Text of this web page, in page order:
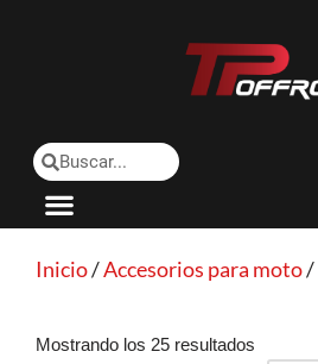
Inicio/Accesorios para moto/
Mostrando los 25 resultados